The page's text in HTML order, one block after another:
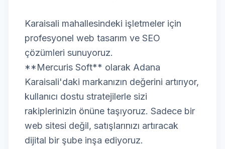
Karaisali mahallesindeki işletmeler için
profesyonel web tasarım ve SEO
çözümleri sunuyoruz.
**Mercuris Soft** olarak Adana
Karaisali'daki markanızın değerini artırıyor,
kullanıcı dostu stratejilerle sizi
rakiplerinizin önüne taşıyoruz. Sadece bir
web sitesi değil, satışlarınızı artıracak
dijital bir şube inşa ediyoruz.